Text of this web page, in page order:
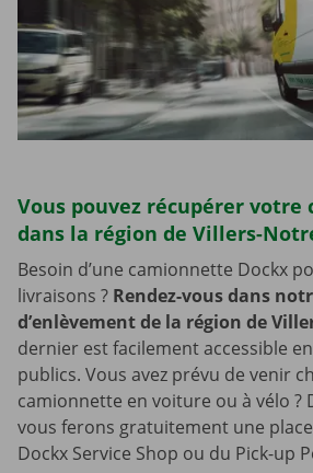
Vous pouvez récupérer
dans la région de Villers-
Besoin d’une camionnette Dockx
livraisons ? Rendez-vous dans
d’enlèvement de la région de
dernier est facilement accessible
publics. Vous avez prévu de venir
camionnette en voiture ou à vélo ?
vous ferons gratuitement une
Dockx Service Shop ou du Pick-up